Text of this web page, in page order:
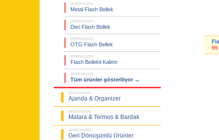
promosyon
Metal Flash Bellek
promosyon
Deri Flash Bellek
promosyon
OTG Flash Bellek
promosyon
Flash Bellekli Kalem
promosyon
Tüm ürünler gösteriliyor →
promosyon
Ajanda & Organizer
promosyon
Matara & Termos & Bardak
promosyon
Geri Dönüşümlü Ürünler
99